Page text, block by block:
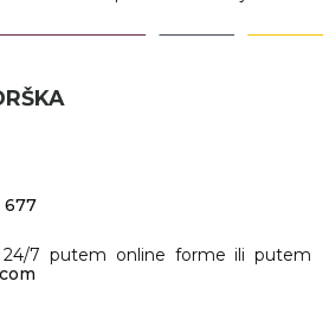
677
24/7 putem online forme ili putem